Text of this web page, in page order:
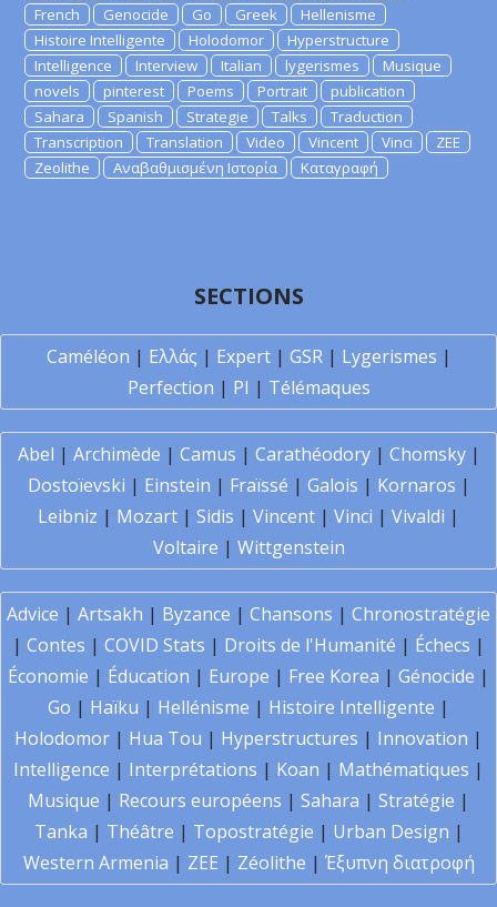
French
Genocide Go Greek
Hellenisme
Histoire Intelligente
Holodomor
Hyperstructure
Intelligence
Interview Italian lygerismes
Musique
novels
pinterest Poems Portrait
publication
Sahara
Spanish Strategie Talks
Traduction
Transcription
Translation Video Vincent Vinci
ZEE
Zeolithe
Αναβαθμισμένη Ιστορία Καταγραφή
SECTIONS
Caméléon | Ελλάς | Expert| GSR| Lygerismes |
Perfection | PI | Télémaques
Abel | Archimède | Camus | Carathéodory| Chomsky|
Dostoïevski | Einstein | Fraïssé | Galois | Kornaros |
Leibniz | Mozart | Sidis | Vincent | Vinci | Vivaldi |
Voltaire | Wittgenstein
Advice | Artsakh | Byzance | Chansons | Chronostratégie
| Contes | COVID Stats | Droits de l'Humanité | Échecs |
Économie | Éducation | Europe | Free Korea | Génocide |
Go | Haïku | Hellénisme | Histoire Intelligente |
Holodomor | Hua Tou | Hyperstructures | Innovation |
Intelligence | Interprétations | Koan | Mathématiques |
Musique | Recours européens | Sahara | Stratégie |
Tanka | Théâtre | Topostratégie | Urban Design |
Western Armenia | ZEE | Zéolithe | Έξυπνη διατροφή